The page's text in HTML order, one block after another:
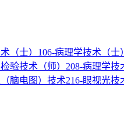
（士） 106-病理学技术（士）
验技术（师） 208-病理学技
脑电图）技术216-眼视光技